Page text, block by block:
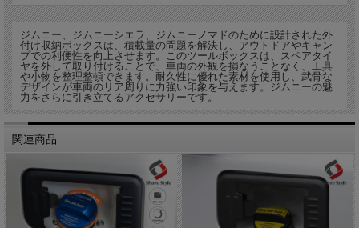
ジムニー、ジムニーシエラ、ジムニーノマドのために設計された外
付け収納ボックスは、積載量の問題を解決し、アウトドアやキャン
プでの利便性を向上させます。このツールボックスは、スペアタイ
ヤを外して取り付けることで、車両の外観を損なうことなく、工具
や小物を整理整頓できます。耐久性に優れた素材を使用し、武骨な
デザインが車両のリア周りに力強い印象を与えます。ジムニーの魅
力をさらに引き立てるアクセサリーです。
関連商品